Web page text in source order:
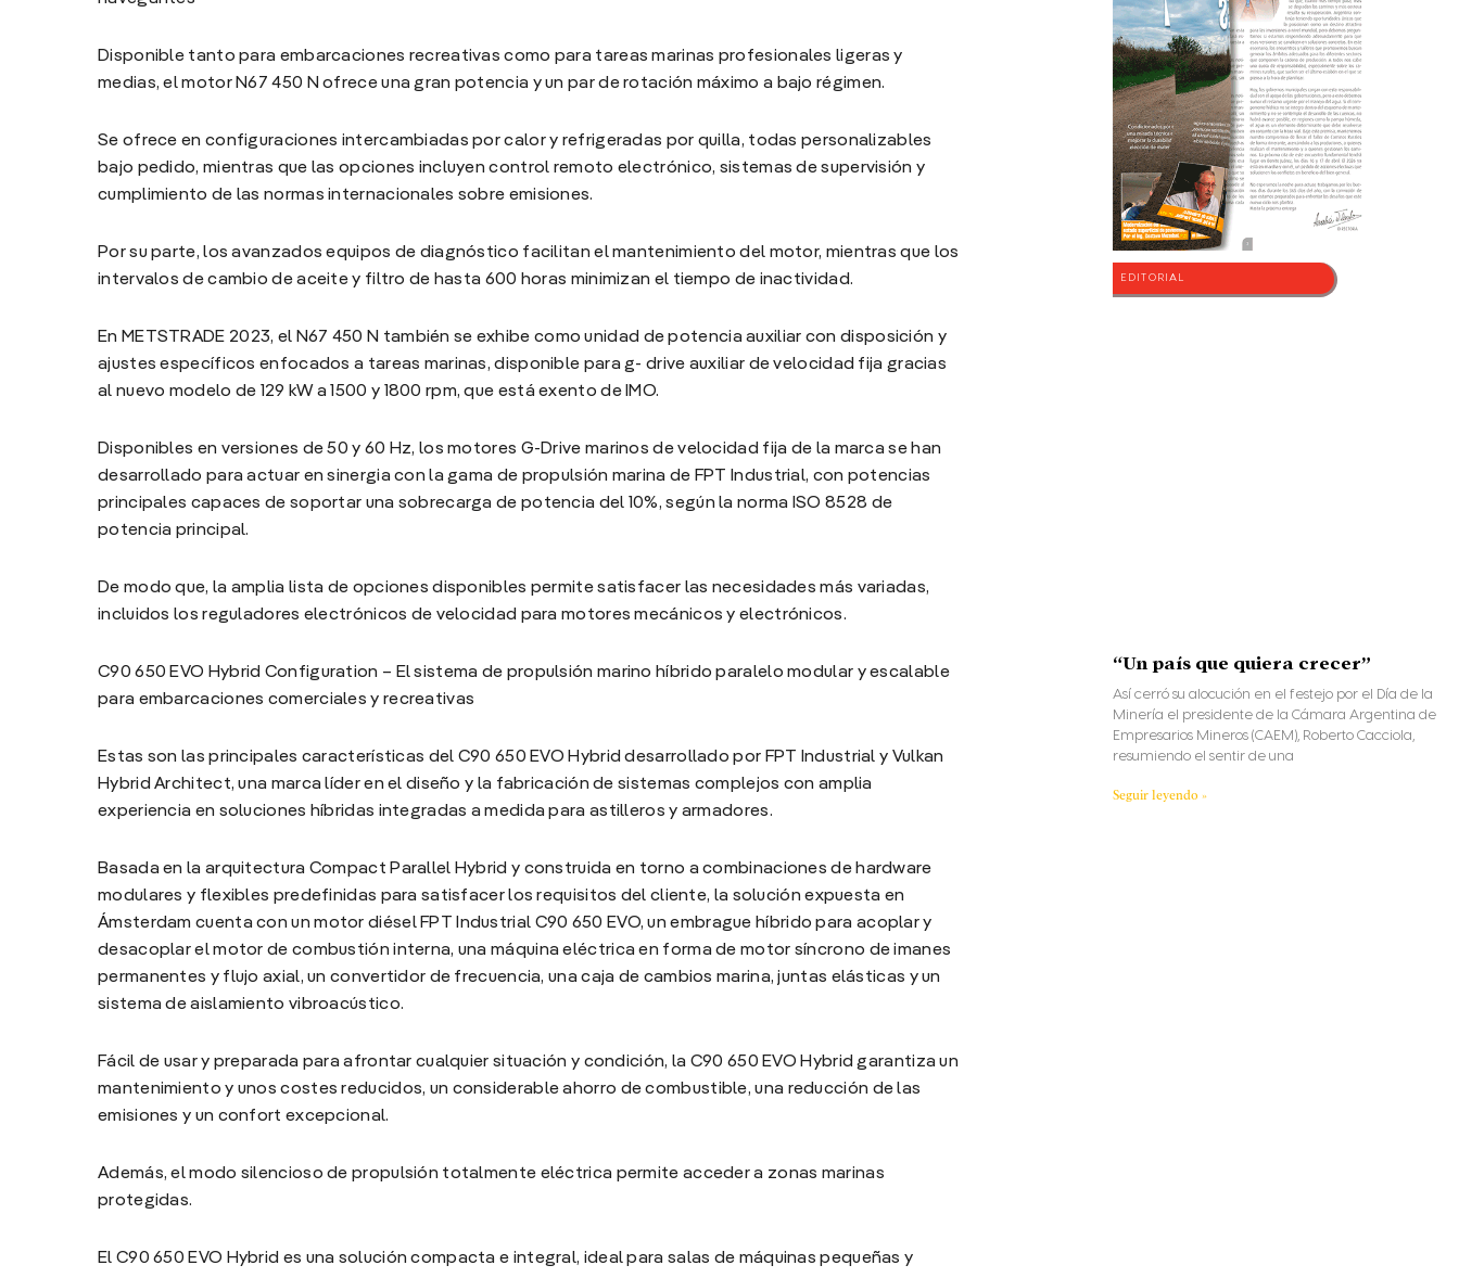
EDITORIAL
“Un país que quiera crecer”
Así cerró su alocución en el festejo por el Día de la
Minería el presidente de la Cámara Argentina de
Empresarios Mineros (CAEM), Roberto Cacciola,
resumiendo el sentir de una
Seguir leyendo »
Disponible tanto para embarcaciones recreativas como para tareas marinas profesionales ligeras y
medias, el motor N67 450 N ofrece una gran potencia y un par de rotación máximo a bajo régimen.
Se ofrece en configuraciones intercambiadas por calor y refrigeradas por quilla, todas personalizables
bajo pedido, mientras que las opciones incluyen control remoto electrónico, sistemas de supervisión y
cumplimiento de las normas internacionales sobre emisiones.
Por su parte, los avanzados equipos de diagnóstico facilitan el mantenimiento del motor, mientras que los
intervalos de cambio de aceite y filtro de hasta 600 horas minimizan el tiempo de inactividad.
En METSTRADE 2023, el N67 450 N también se exhibe como unidad de potencia auxiliar con disposición y
ajustes específicos enfocados a tareas marinas, disponible para g- drive auxiliar de velocidad fija gracias
al nuevo modelo de 129 kW a 1500 y 1800 rpm, que está exento de IMO.
Disponibles en versiones de 50 y 60 Hz, los motores G-Drive marinos de velocidad fija de la marca se han
desarrollado para actuar en sinergia con la gama de propulsión marina de FPT Industrial, con potencias
principales capaces de soportar una sobrecarga de potencia del 10%, según la norma ISO 8528 de
potencia principal.
De modo que, la amplia lista de opciones disponibles permite satisfacer las necesidades más variadas,
incluidos los reguladores electrónicos de velocidad para motores mecánicos y electrónicos.
C90 650 EVO Hybrid Configuration – El sistema de propulsión marino híbrido paralelo modular y escalable
para embarcaciones comerciales y recreativas
Estas son las principales características del C90 650 EVO Hybrid desarrollado por FPT Industrial y Vulkan
Hybrid Architect, una marca líder en el diseño y la fabricación de sistemas complejos con amplia
experiencia en soluciones híbridas integradas a medida para astilleros y armadores.
Basada en la arquitectura Compact Parallel Hybrid y construida en torno a combinaciones de hardware
modulares y flexibles predefinidas para satisfacer los requisitos del cliente, la solución expuesta en
Ámsterdam cuenta con un motor diésel FPT Industrial C90 650 EVO, un embrague híbrido para acoplar y
desacoplar el motor de combustión interna, una máquina eléctrica en forma de motor síncrono de imanes
permanentes y flujo axial, un convertidor de frecuencia, una caja de cambios marina, juntas elásticas y un
sistema de aislamiento vibroacústico.
Fácil de usar y preparada para afrontar cualquier situación y condición, la C90 650 EVO Hybrid garantiza un
mantenimiento y unos costes reducidos, un considerable ahorro de combustible, una reducción de las
emisiones y un confort excepcional.
Además, el modo silencioso de propulsión totalmente eléctrica permite acceder a zonas marinas
protegidas.
El C90 650 EVO Hybrid es una solución compacta e integral, ideal para salas de máquinas pequeñas y